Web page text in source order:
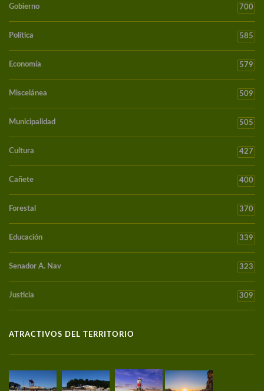
Gobierno 700
Política 585
Economía 579
Miscelánea 509
Municipalidad 505
Cultura 427
Cañete 400
Forestal 370
Educación 339
Senador A. Nav 323
Justicia 309
ATRACTIVOS DEL TERRITORIO